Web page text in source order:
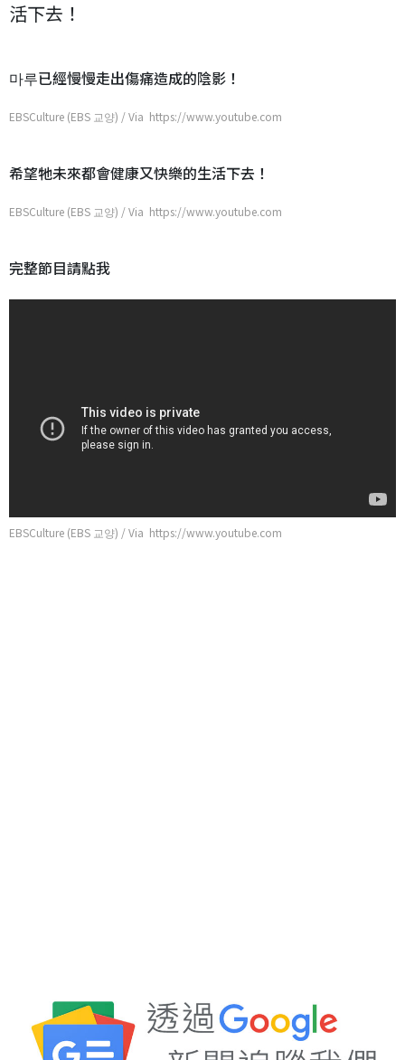
活下去！
마루已經慢慢走出傷痛造成的陰影！
EBSCulture (EBS 교양) / Via https://www.youtube.com
希望牠未來都會健康又快樂的生活下去！
EBSCulture (EBS 교양) / Via https://www.youtube.com
完整節目請點我
EBSCulture (EBS 교양) / Via https://www.youtube.com